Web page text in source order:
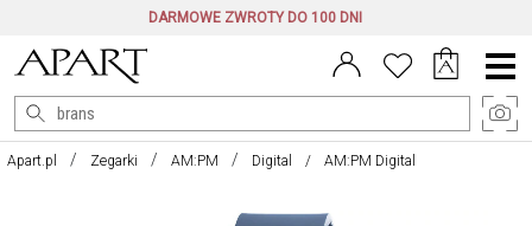
DARMOWE ZWROTY DO 100 DNI
Menu
główne
Apart.pl Zegarki AM:PM Digital AM:PM Digital